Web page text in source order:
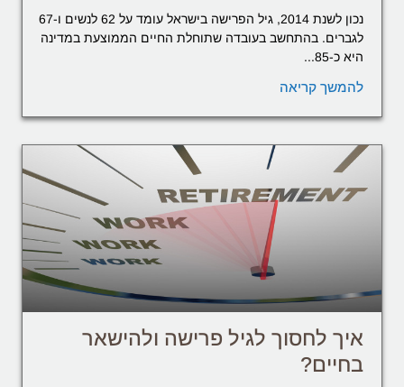
נכון לשנת 2014, גיל הפרישה בישראל עומד על 62 לנשים ו-67
לגברים. בהתחשב בעובדה שתוחלת החיים הממוצעת במדינה
היא כ-85...
להמשך קריאה
איך לחסוך לגיל פרישה ולהישאר
בחיים?